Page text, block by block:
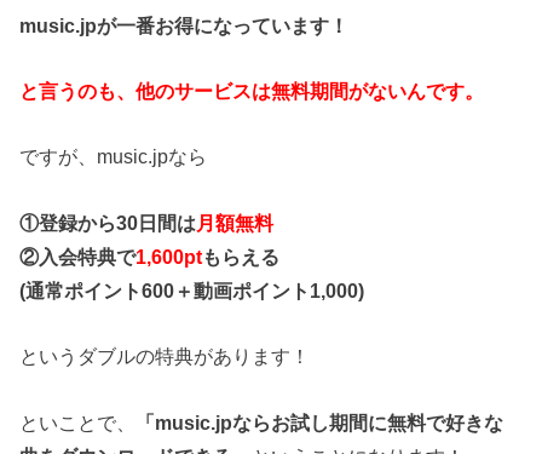
music.jpが一番お得になっています！
と言うのも、他のサービスは無料期間がないんです。
ですが、music.jpなら
①登録から30日間は 月額無料
②入会特典で1,600ptもらえる
(通常ポイント600＋動画ポイント1,000)
というダブルの特典があります！
といことで、
「music.jpならお試し期間に無料で好きな